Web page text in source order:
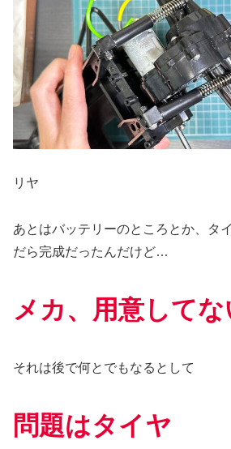
リヤ
あとはバッテリーのところとか、タ
だら完成だったんだけど…
メカ、用意してな
それは後で何とでもなるとして
問題はタイヤ